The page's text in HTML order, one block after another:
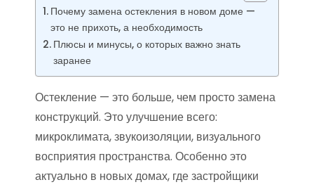
Почему замена остекления в новом доме —
это не прихоть, а необходимость
Плюсы и минусы, о которых важно знать
заранее
Остекление — это больше, чем просто замена
конструкций. Это улучшение всего:
микроклимата, звукоизоляции, визуального
восприятия пространства. Особенно это
актуально в новых домах, где застройщики